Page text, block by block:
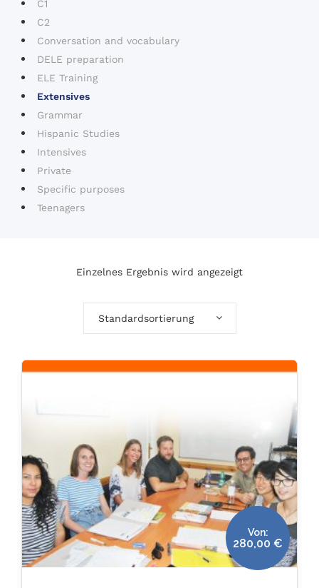
C1
C2
Conversation and vocabulary
DELE preparation
ELE Training
Extensives
Grammar
Hispanic Studies
Intensives
Private
Specific purposes
Teenagers
Einzelnes Ergebnis wird angezeigt
Standardsortierung
Von:
280,00 €